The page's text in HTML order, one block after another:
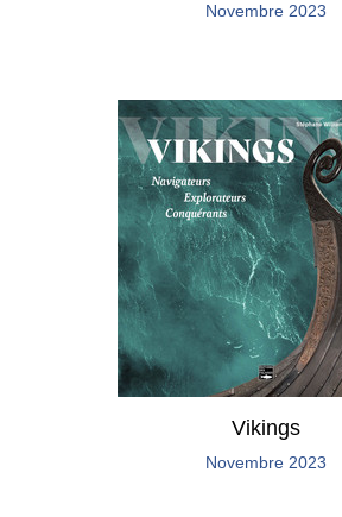
Novembre 2023
Vikings
Novembre 2023